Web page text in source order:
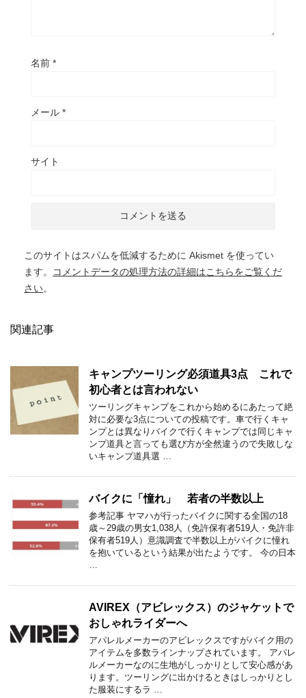
名前 *
メール *
サイト
このサイトはスパムを低減するために Akismet を使ってい
ます。
コメントデータの処理方法の詳細はこちらをご覧くだ
さい。
関連記事
キャンプツーリング必須道具3点 これで
初心者とは言われない
ツーリングキャンプをこれから始めるにあたって絶
対に必要な3点についての投稿です。車で行くキャ
ンプとは異なりバイクで行くキャンプでは同じキャ
ンプ道具と言っても選び方が全然違うので失敗しな
いキャンプ道具選 …
バイクに「憧れ」 若者の半数以上
参考記事 ヤマハが行ったバイクに関する全国の18
歳～29歳の男女1,038人（免許保有者519人・免許非
保有者519人）意識調査で半数以上がバイクに憧れ
を抱いているという結果が出たようです。 今の日本
…
AVIREX（アビレックス）のジャケットで
おしゃれライダーへ
アパレルメーカーのアビレックスですがバイク用の
アイテムを多数ラインナップされています。 アパレ
ルメーカーなのに生地がしっかりとして安心感があ
ります。ツーリングに出かけるときはしっかりとし
た服装にするラ …